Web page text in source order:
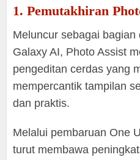
1. Pemutakhiran
Meluncur sebagai bagian
Galaxy AI, Photo Assist
pengeditan cerdas yang
mempercantik tampilan
dan praktis.
Melalui pembaruan One
turut membawa